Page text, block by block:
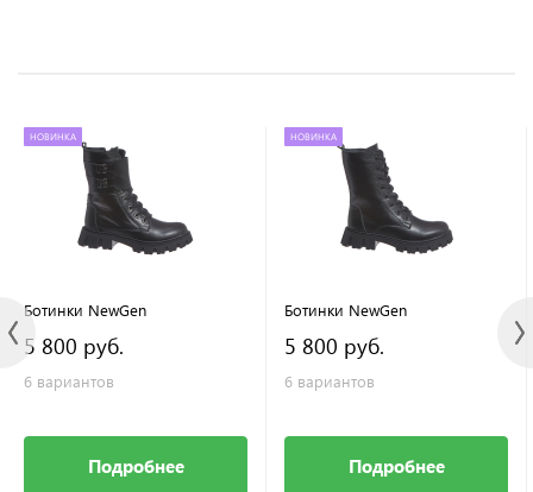
НОВИНКА
Ботинки NewGen
5 800 руб.
6 вариантов
Подробнее
НОВИНКА
Ботинки NewGen
5 800 руб.
6 вариантов
Подробнее